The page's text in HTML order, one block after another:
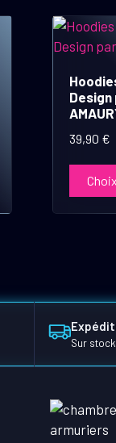
Design
39,90 €
Ce
produit
plusieurs
variations.
options
peuvent
produit
Sur stock